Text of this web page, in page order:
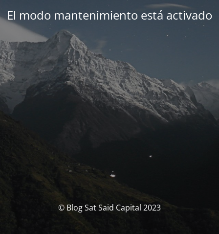
El modo mantenimiento está activado
© Blog Sat Said Capital 2023